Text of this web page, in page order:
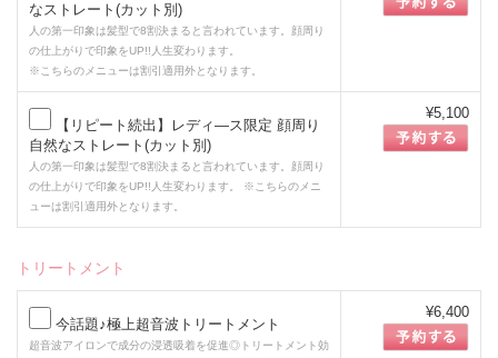
なストレート(カット別)
人の第一印象は髪型で8割決まると言われています。顔周り
の仕上がりで印象をUP!!人生変わります。
※こちらのメニューは割引適用外となります。
【リピート続出】レディ―ス限定 顔周り
自然なストレート(カット別)
人の第一印象は髪型で8割決まると言われています。顔周り
の仕上がりで印象をUP!!人生変わります。 ※こちらのメニ
ューは割引適用外となります。
¥5,100
トリートメント
今話題♪極上超音波トリートメント
超音波アイロンで成分の浸透吸着を促進◎トリートメント効
¥6,400